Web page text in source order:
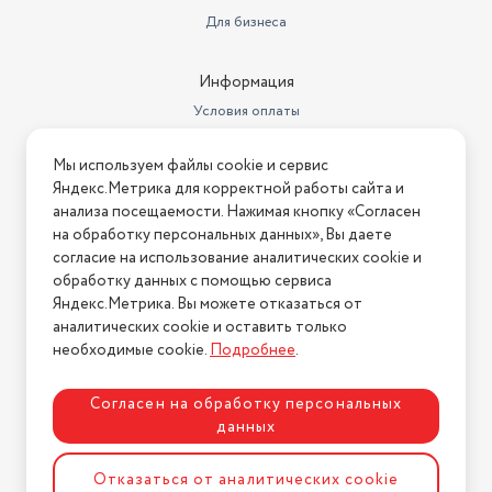
Для бизнеса
Информация
Условия оплаты
Условия возврата
Нашли ошибку на сайте? Напишите нам
2026 © Интернет-магазин "АстМаркет". У нас есть всё!
Политика конфиденциальности
Разработка сайтаASTDESIGN
Мы используем файлы cookie и сервис
Яндекс.Метрика для корректной работы сайта и
анализа посещаемости. Нажимая кнопку «Согласен
на обработку персональных данных», Вы даете
согласие на использование аналитических cookie и
обработку данных с помощью сервиса
Яндекс.Метрика. Вы можете отказаться от
аналитических cookie и оставить только
необходимые cookie.Подробнее.
Согласен на обработку персональных
данных
Отказаться от аналитических cookie